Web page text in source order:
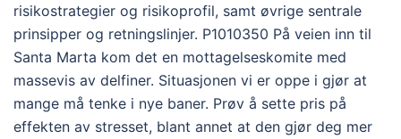
risikostrategier og risikoprofil, samt øvrige sentrale
prinsipper og retningslinjer. P1010350 På veien inn til
Santa Marta kom det en mottagelseskomite med
massevis av delfiner. Situasjonen vi er oppe i gjør at
mange må tenke i nye baner. Prøv å sette pris på
effekten av stresset, blant annet at den gjør deg mer